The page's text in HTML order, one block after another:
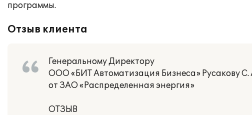
программы.
Отзыв клиента
Генеральному Директору
ООО «БИТ Автоматизация Бизнеса» Русакову С.
от ЗАО «Распределенная энергия»
ОТЗЫВ